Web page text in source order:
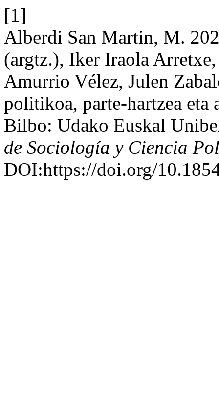
[1]
Alberdi San Martin, M.
(argtz.), Iker Iraola
Amurrio Vélez, Julen
politikoa, parte-hartzea eta
Bilbo: Udako Euskal
de Sociología y Ciencia
DOI:https://doi.org/